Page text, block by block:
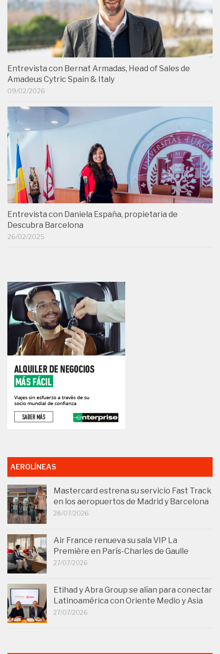
Entrevista con Bernat Armadas, Head of Sales de
Amadeus Cytric Spain & Italy
09/02/2026
Entrevista con Daniela España, propietaria de
Descubra Barcelona
26/02/2025
AEROLÍNEAS
Mastercard estrena su servicio Fast Track
en los aeropuertos de Madrid y Barcelona
28/07/2026
Air France renueva su sala VIP La
Première en París-Charles de Gaulle
27/07/2026
Etihad y Abra Group se alían para conectar
Latinoamérica con Oriente Medio y Asia
27/07/2026